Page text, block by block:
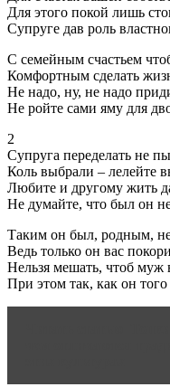
Для этого покой лишь
Супруге дав роль
С семейным счастьем
Комфортным сделать
Не надо, ну, не надо
Не ройте сами яму для
2
Супруга переделать не
Коль выбрали – лелейте
Любите и другому жить
Не думайте, что был он
Таким он был, родным,
Ведь только он вас
Нельзя мешать, чтоб
При этом так, как он того